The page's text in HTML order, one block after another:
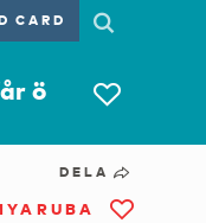
CARD
ö
DELA